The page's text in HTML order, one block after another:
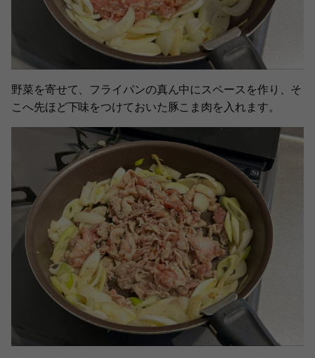
野菜を寄せて、フライパンの真ん中にスペースを作り、そ
こへ先ほど下味をつけておいた豚こま肉を入れます。